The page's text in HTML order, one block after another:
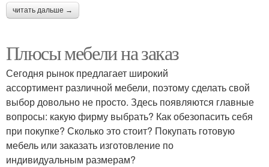
читать дальше →
Плюсы мебели на заказ
Сегодня рынок предлагает широкий
ассортимент различной мебели, поэтому сделать свой
выбор довольно не просто. Здесь появляются главные
вопросы: какую фирму выбрать? Как обезопасить себя
при покупке? Сколько это стоит? Покупать готовую
мебель или заказать изготовление по
индивидуальным размерам?